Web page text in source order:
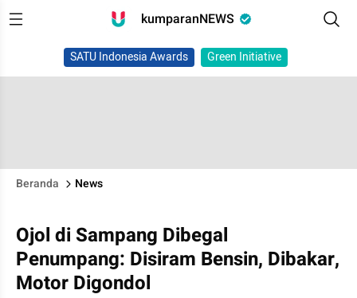
kumparanNEWS
SATU Indonesia Awards Green Initiative
Beranda News
Ojol di Sampang Dibegal
Penumpang: Disiram Bensin, Dibakar,
Motor Digondol